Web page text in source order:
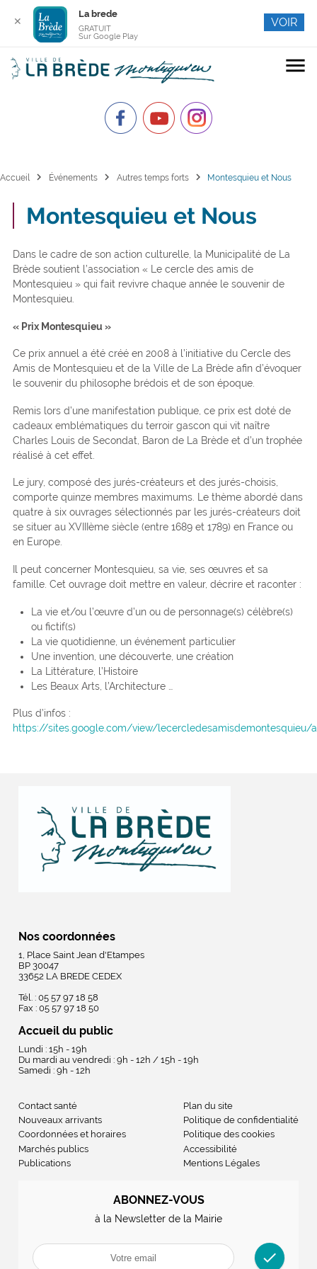
menu
Accueil chevron_right Événements chevron_right Autres temps forts chevron_right Montesquieu et Nous
Montesquieu et Nous
Dans le cadre de son action culturelle, la Municipalité de La
Brède soutient l’association « Le cercle des amis de
Montesquieu » qui fait revivre chaque année le souvenir de
Montesquieu.
« Prix Montesquieu »
Ce prix annuel a été créé en 2008 à l’initiative du Cercle des
Amis de Montesquieu et de la Ville de La Brède afin d’évoquer
le souvenir du philosophe brédois et de son époque.
Remis lors d’une manifestation publique, ce prix est doté de
cadeaux emblématiques du terroir gascon qui vit naître
Charles Louis de Secondat, Baron de La Brède et d’un trophée
réalisé à cet effet.
Le jury, composé des jurés-créateurs et des jurés-choisis,
comporte quinze membres maximums. Le thème abordé dans
quatre à six ouvrages sélectionnés par les jurés-créateurs doit
se situer au XVIIIème siècle (entre 1689 et 1789) en France ou
en Europe.
Il peut concerner Montesquieu, sa vie, ses œuvres et sa
famille. Cet ouvrage doit mettre en valeur, décrire et raconter :
La vie et/ou l’œuvre d’un ou de personnage(s) célèbre(s)
ou fictif(s)
La vie quotidienne, un événement particulier
Une invention, une découverte, une création
La Littérature, l’Histoire
Les Beaux Arts, l’Architecture …
Plus d’infos :
https://sites.google.com/view/lecercledesamisdemontesquieu/
Nos coordonnées
1, Place Saint Jean d'Etampes
BP 30047
33652 LA BREDE CEDEX
Tél. : 05 57 97 18 58
Fax : 05 57 97 18 50
Accueil du public
Lundi : 15h - 19h
Du mardi au vendredi : 9h - 12h / 15h - 19h
Samedi : 9h - 12h
Contact santé
Nouveaux arrivants
Coordonnées et horaires
Marchés publics
Publications
Plan du site
Politique de confidentialité
Politique des cookies
Accessibilité
Mentions Légales
ABONNEZ-VOUS
à la Newsletter de la Mairie
check
✕
La brede
GRATUIT
Sur Google Play
VOIR